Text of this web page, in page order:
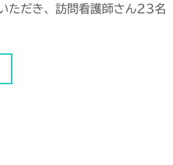
ただき、訪問看護師さん23名